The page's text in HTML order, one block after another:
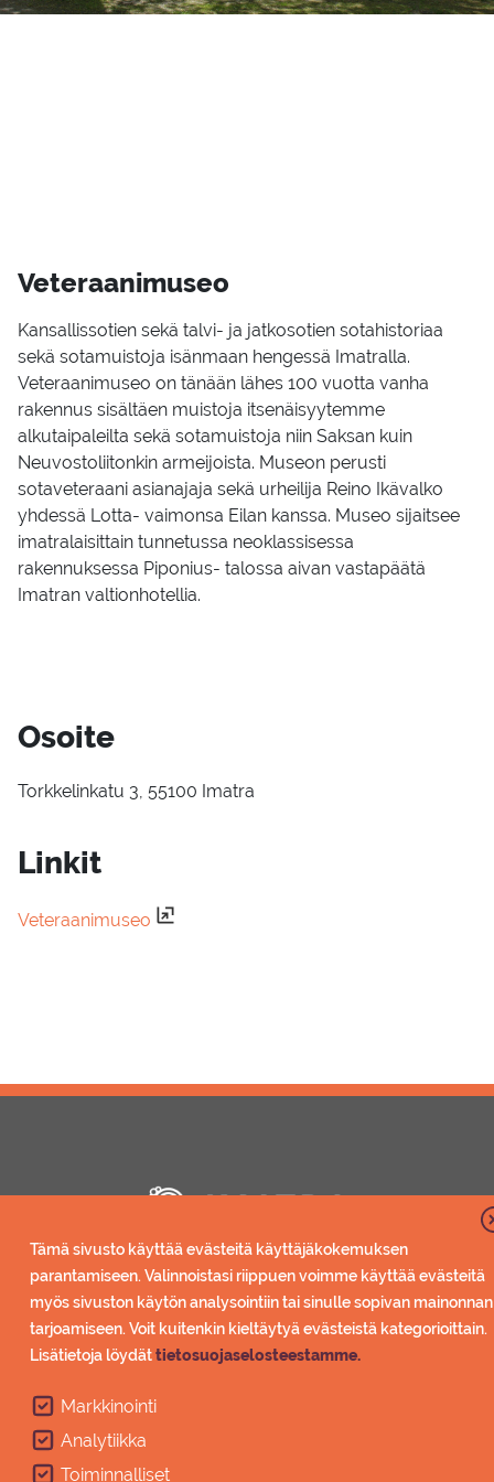
Ve­te­raa­ni­museo
Kansallissotien sekä talvi- ja jatkosotien sotahistoriaa
sekä sotamuistoja isänmaan hengessä Imatralla.
Veteraanimuseo on tänään lähes 100 vuotta vanha
rakennus sisältäen muistoja itsenäisyytemme
alkutaipaleilta sekä sotamuistoja niin Saksan kuin
Neuvostoliitonkin armeijoista. Museon perusti
sotaveteraani asianajaja sekä urheilija Reino Ikävalko
yhdessä Lotta- vaimonsa Eilan kanssa. Museo sijaitsee
imatralaisittain tunnetussa neoklassisessa
rakennuksessa Piponius- talossa aivan vastapäätä
Imatran valtionhotellia.
Osoite
Torkkelinkatu 3, 55100 Imatra
Linkit
Veteraanimuseo
Instagram
goSaimaa
Tietosuojaseloste
Evästeasetukset
Tämä sivusto käyttää evästeitä käyttäjäkokemuksen
parantamiseen. Valinnoistasi riippuen voimme käyttää evästeitä
myös sivuston käytön analysointiin tai sinulle sopivan mainonnan
tarjoamiseen. Voit kuitenkin kieltäytyä evästeistä kategorioittain.
Lisätietoja löydättietosuojaselosteestamme.
Markkinointi
Analytiikka
Toiminnalliset